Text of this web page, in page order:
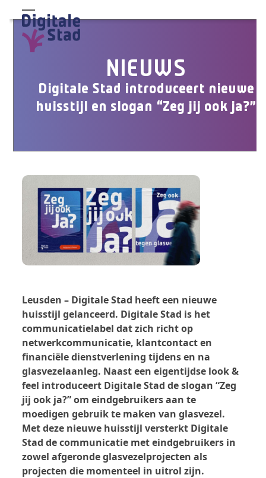
Skip
content
Open
mobile
Close
mobile
NIEUWS
Digitale Stad introduceert nieuwe
huisstijl en slogan “Zeg jij ook ja?”
Leusden – Digitale Stad heeft een nieuwe
huisstijl gelanceerd. Digitale Stad is het
communicatielabel dat zich richt op
netwerkcommunicatie, klantcontact en
financiële dienstverlening tijdens en na
glasvezelaanleg. Naast een eigentijdse look &
feel introduceert Digitale Stad de slogan “Zeg
jij ook ja?” om eindgebruikers aan te
moedigen gebruik te maken van glasvezel.
Met deze nieuwe huisstijl versterkt Digitale
Stad de communicatie met eindgebruikers in
zowel afgeronde glasvezelprojecten als
projecten die momenteel in uitrol zijn.